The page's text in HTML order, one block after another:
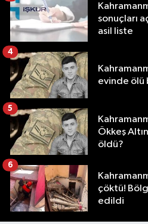
sonuçları
asil liste
evinde ölü
4
Ökkeş
öldü?
5
çöktü!
edildi
6